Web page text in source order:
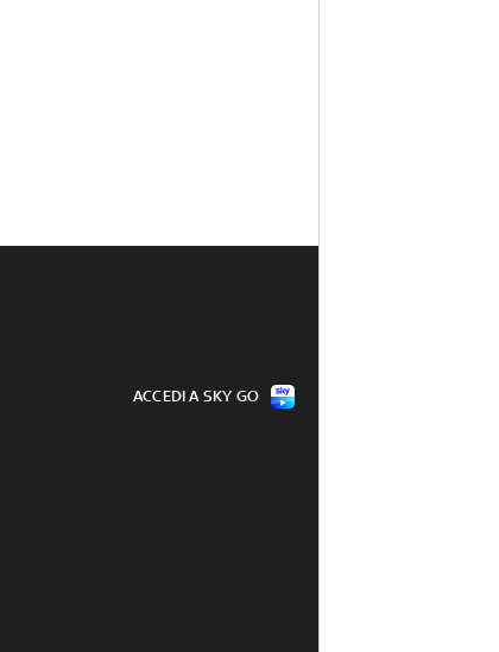
ACCEDI A SKY GO